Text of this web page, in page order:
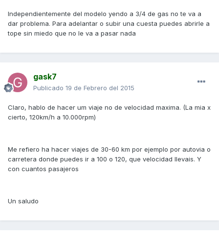
Independientemente del modelo yendo a 3/4 de gas no te va a
dar problema. Para adelantar o subir una cuesta puedes abrirle a
tope sin miedo que no le va a pasar nada
gask7
Publicado 19 de Febrero del 2015
Claro, hablo de hacer um viaje no de velocidad maxima. (La mia x
cierto, 120km/h a 10.000rpm)
Me refiero ha hacer viajes de 30-60 km por ejemplo por autovia o
carretera donde puedes ir a 100 o 120, que velocidad llevais. Y
con cuantos pasajeros
Un saludo